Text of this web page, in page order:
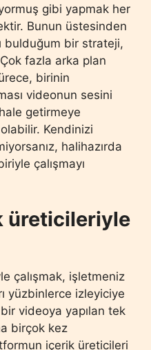
gibi yapmak her
Bunun üstesinden
bulduğum bir strateji,
fazla arka plan
birinin
videonun sesini
getirmeye
olabilir. Kendinizi
halihazırda
çalışmayı
üreticileriyle
çalışmak, işletmeniz
yüzbinlerce izleyiciye
videoya yapılan tek
birçok kez
içerik üreticileri